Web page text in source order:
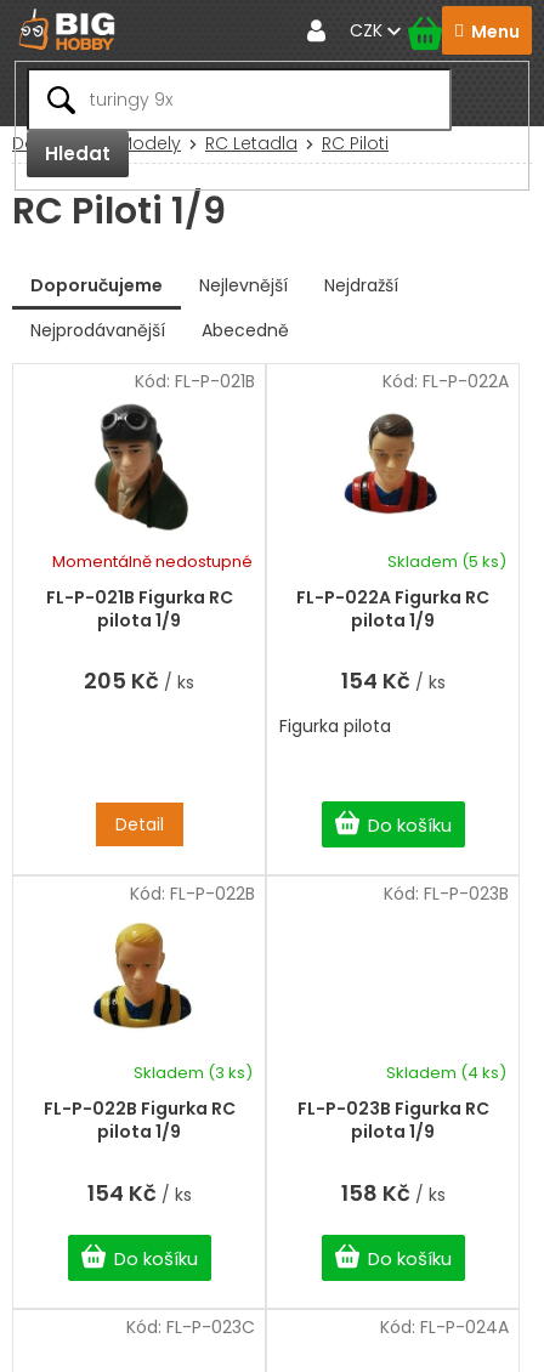
Přejít
na
obsah
Hledat
CZK
Domů RC Modely RC Letadla RC Piloti
RC Piloti 1/9
a
Doporučujeme Nejlevnější
Nejdražší
Nejprodávanější
Abecedně
ý
i
FL-P-021B Figurka RC
pilota 1/9
Momentálně nedostupné
205 Kč / ks
Detail
Kód: FL-P-021B
FL-P-022A Figurka RC
pilota 1/9
Skladem (5 ks)
154 Kč / ks
Do košíku
Figurka pilota
Kód: FL-P-022A
FL-P-022B Figurka RC
pilota 1/9
Skladem (3 ks)
154 Kč / ks
Do košíku
Kód: FL-P-022B
FL-P-023B Figurka RC
pilota 1/9
Skladem (4 ks)
158 Kč / ks
Do košíku
Kód: FL-P-023B
Kód: FL-P-023C Kód: FL-P-024A